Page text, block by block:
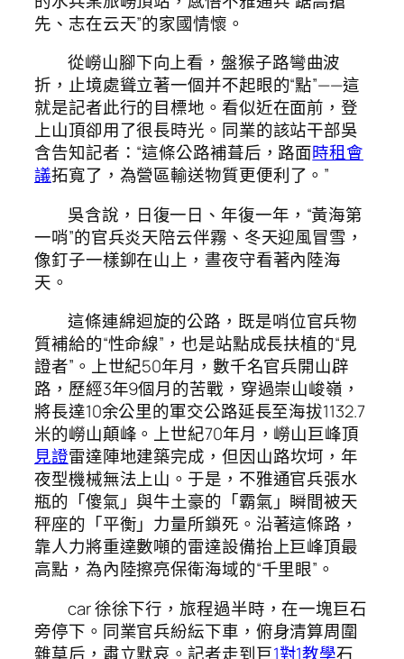
先、志在云天”的家國情懷。
從嶗山腳下向上看，盤猴子路彎曲波
折，止境處聳立著一個并不起眼的“點”——這
就是記者此行的目標地。看似近在面前，登
上山頂卻用了很長時光。同業的該站干部吳
含告知記者：“這條公路補葺后，路面時租會
議拓寬了，為營區輸送物質更便利了。”
吳含說，日復一日、年復一年，“黃海第
一哨”的官兵炎天陪云伴霧、冬天迎風冒雪，
像釘子一樣鉚在山上，晝夜守看著內陸海
天。
這條連綿迴旋的公路，既是哨位官兵物
質補給的“性命線”，也是站點成長扶植的“見
證者”。上世紀50年月，數千名官兵開山辟
路，歷經3年9個月的苦戰，穿過崇山峻嶺，
將長達10余公里的軍交公路延長至海拔1132.7
米的嶗山顛峰。上世紀70年月，嶗山巨峰頂
見證雷達陣地建築完成，但因山路坎坷，年
夜型機械無法上山。于是，不雅通官兵張水
瓶的「傻氣」與牛土豪的「霸氣」瞬間被天
秤座的「平衡」力量所鎖死。沿著這條路，
靠人力將重達數噸的雷達設備抬上巨峰頂最
高點，為內陸擦亮保衛海域的“千里眼”。
car 徐徐下行，旅程過半時，在一塊巨石
旁停下。同業官兵紛紜下車，俯身清算周圍
雜草后，肅立默哀。記者走到巨1對1教學石